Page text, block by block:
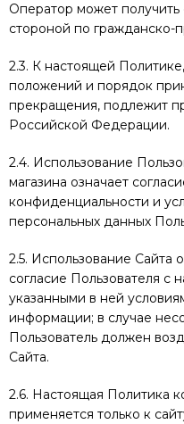
Оператор может получить
стороной по гражданско-
2.3. К настоящей
положений и порядок
прекращения, подлежит
Российской Федерации.
2.4. Использование
магазина означает
конфиденциальности и
персональных данных
2.5. Использование Сайта
согласие Пользователя с
указанными в ней
информации; в случае
Пользователь должен
Сайта.
2.6. Настоящая Политика
применяется только к